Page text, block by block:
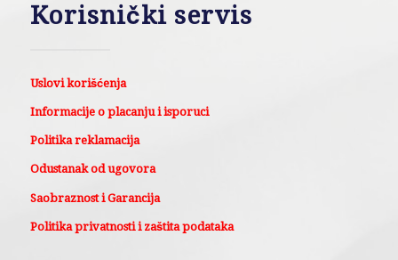
Korisnički servis
Uslovi korišćenja
Informacije o placanju i isporuci
Politika reklamacija
Odustanak od ugovora
Saobraznost i Garancija
Politika privatnosti i zaštita podataka